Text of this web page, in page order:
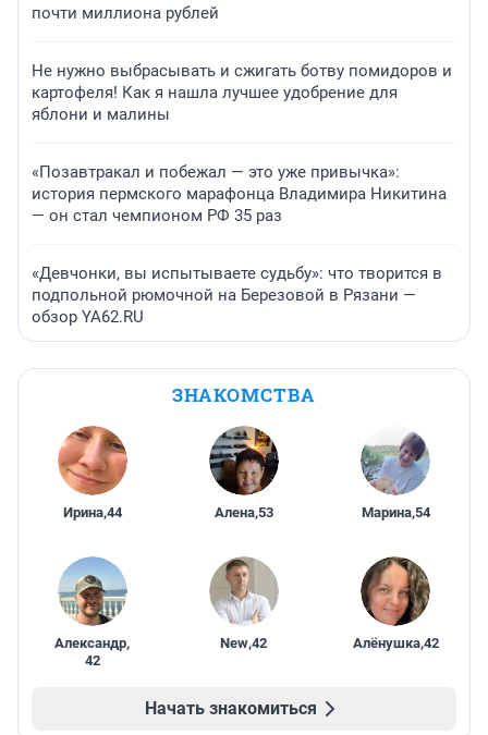
почти миллиона рублей
Не нужно выбрасывать и сжигать ботву помидоров и
картофеля! Как я нашла лучшее удобрение для
яблони и малины
«Позавтракал и побежал — это уже привычка»:
история пермского марафонца Владимира Никитина
— он стал чемпионом РФ 35 раз
«Девчонки, вы испытываете судьбу»: что творится в
подпольной рюмочной на Березовой в Рязани —
обзор YA62.RU
ЗНАКОМСТВА
Ирина,44 Алена,53 Марина,54
Александр,
42
New,42 Алёнушка,42
Начать знакомиться